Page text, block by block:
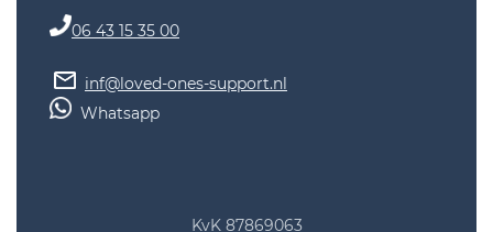
06 43 15 35 00
inf@loved-ones-support.nl
Whatsapp
KvK 87869063